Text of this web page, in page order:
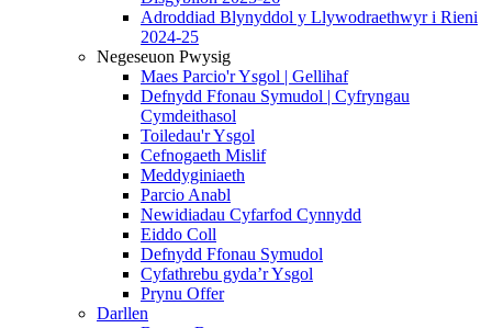
Adroddiad Blynyddol y Llywodraethwyr i Rieni
2024-25
Negeseuon Pwysig
Maes Parcio'r Ysgol | Gellihaf
Defnydd Ffonau Symudol | Cyfryngau
Cymdeithasol
Toiledau'r Ysgol
Cefnogaeth Mislif
Meddyginiaeth
Parcio Anabl
Newidiadau Cyfarfod Cynnydd
Eiddo Coll
Defnydd Ffonau Symudol
Cyfathrebu gyda’r Ysgol
Prynu Offer
Darllen